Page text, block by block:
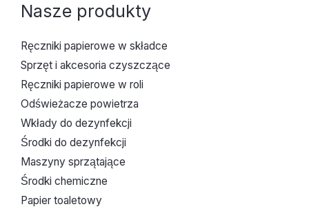
Nasze produkty
Ręczniki papierowe w składce
Sprzęt i akcesoria czyszczące
Ręczniki papierowe w roli
Odświeżacze powietrza
Wkłady do dezynfekcji
Środki do dezynfekcji
Maszyny sprzątające
Środki chemiczne
Papier toaletowy